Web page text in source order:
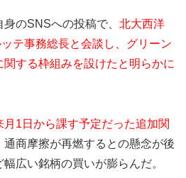
のSNSへの投稿で、 北大西洋
テ事務総長と会談し、グリーン
する枠組みを設けたと明らかに
月1日から課す予定だった追加関
通商摩擦が再燃するとの懸念が後
広い銘柄の買いが膨らんだ。